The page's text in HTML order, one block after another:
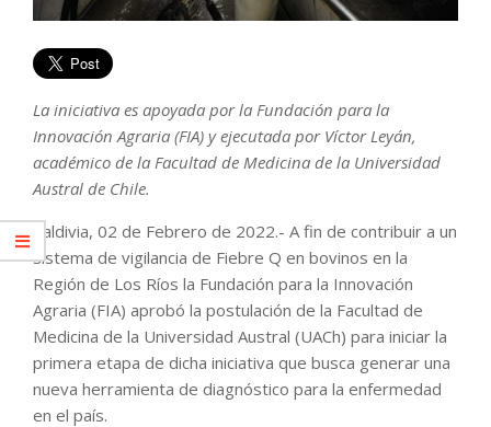
La iniciativa es apoyada por la Fundación para la
Innovación Agraria (FIA) y ejecutada por Víctor Leyán,
académico de la Facultad de Medicina de la Universidad
Austral de Chile.
Valdivia, 02 de Febrero de 2022.- A fin de contribuir a un
sistema de vigilancia de Fiebre Q en bovinos en la
Región de Los Ríos la Fundación para la Innovación
Agraria (FIA) aprobó la postulación de la Facultad de
Medicina de la Universidad Austral (UACh) para iniciar la
primera etapa de dicha iniciativa que busca generar una
nueva herramienta de diagnóstico para la enfermedad
en el país.